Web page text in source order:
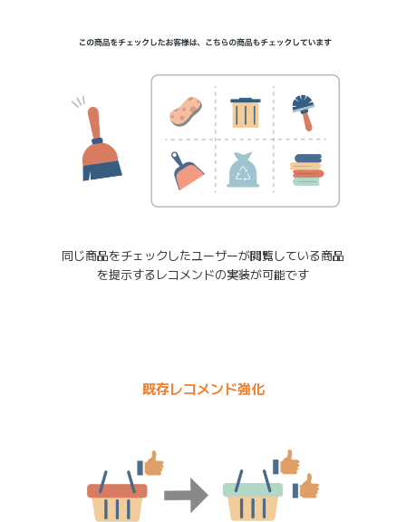
同じ商品をチェックしたユーザーが閲覧している商品
を提示するレコメンドの実装が可能です
既存レコメンド強化